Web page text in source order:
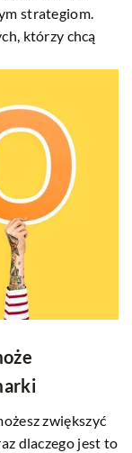
strategiom.
którzy chcą
zwiększyć
dlaczego jest to